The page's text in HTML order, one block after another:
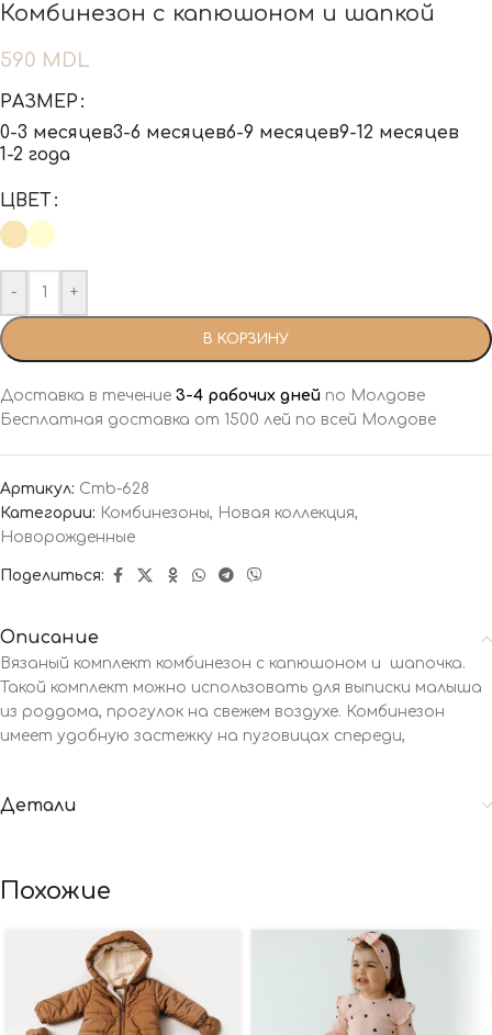
Комбинезон с капюшоном и шапкой
590 MDL
РАЗМЕР
0-3 месяцев3-6 месяцев6-9 месяцев9-12 месяцев
1-2 года
ЦВЕТ
- +
В КОРЗИНУ
Доставка в течение 3-4 рабочих дней по Молдове
Бесплатная доставка от 1500 лей по всей Молдове
Артикул: Cmb-628
Категории: Комбинезоны, Новая коллекция,
Новорожденные
Поделиться:
Описание
Вязаный комплект комбинезон с капюшоном и шапочка.
Такой комплект можно использовать для выписки малыша
из роддома, прогулок на свежем воздухе. Комбинезон
имеет удобную застежку на пуговицах спереди,
Детали
Похожие